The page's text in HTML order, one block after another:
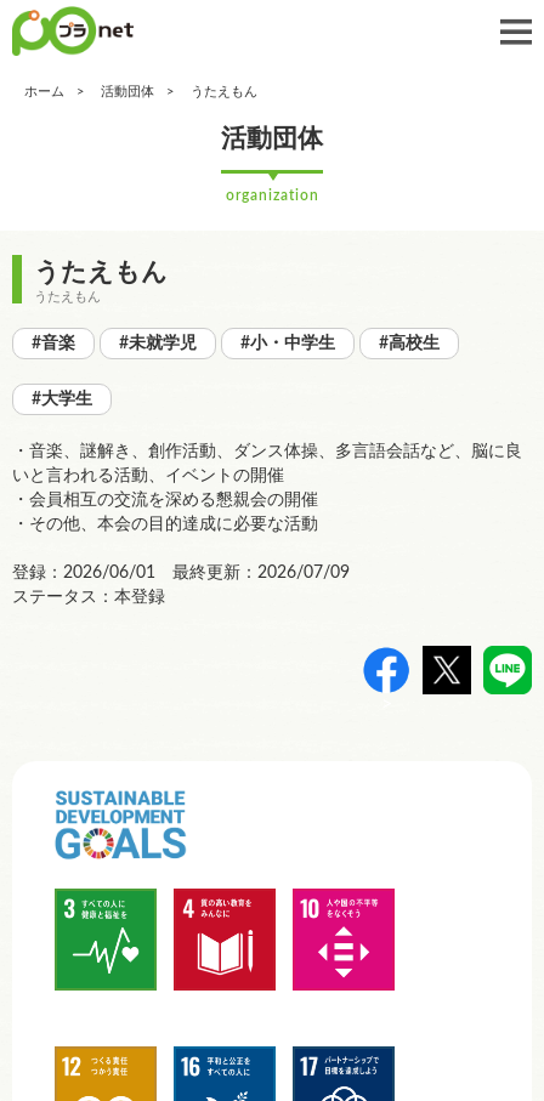
ホーム 活動団体 うたえもん
活動団体
organization
うたえもん
うたえもん
#音楽 #未就学児 #小・中学生 #高校生
#大学生
・音楽、謎解き、創作活動、ダンス体操、多言語会話など、脳に良
いと言われる活動、イベントの開催
・会員相互の交流を深める懇親会の開催
・その他、本会の目的達成に必要な活動
登録：2026/06/01 最終更新：2026/07/09
ステータス：本登録